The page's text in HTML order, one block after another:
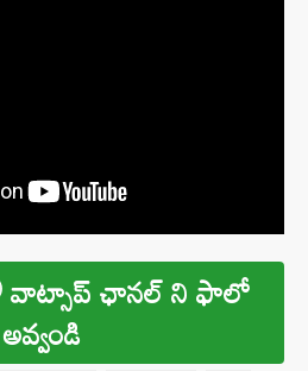
వాట్సాప్ ఛానల్ ని ఫాలో
అవ్వండి